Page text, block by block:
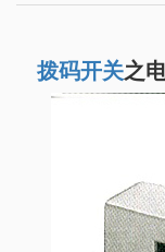
拨码开关之